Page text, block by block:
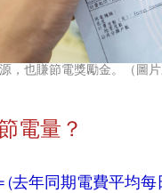
，也賺節電獎勵金。（圖
電量？
(去年同期電費平均